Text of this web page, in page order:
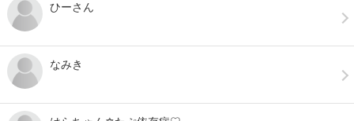
ひーさん
なみき